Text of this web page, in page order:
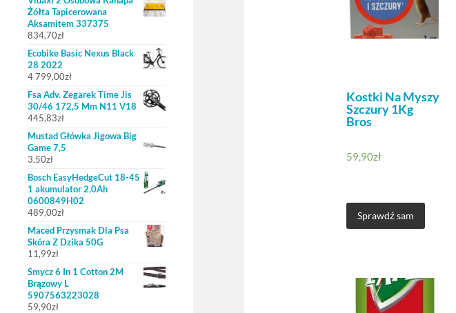
Żółta Tapicerowana
Aksamitem 337375
834,70zł
Ecobike Basic Nexus Black
28 2022
4 799,00zł
Fsa Adv. Zegarek Time Jis
30/46 172,5 Mm N11 V18
445,83zł
Mustad Główka Jigowa Big
Game 7,5
3,50zł
Bosch EasyHedgeCut 18-45
1 akumulator 2,0Ah
0600849H02
489,00zł
Maced Przysmak Dla Psa
Skóra Z Dzika 50G
11,99zł
Smycz 6 In 1 Cotton 2M
Brązowy L
5907563223028
59,90zł
Kostki Na Myszy
Szczury 1Kg
Bros
59,90zł
Sprawdź sam